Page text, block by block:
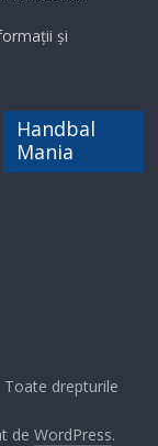
și
Handbal
Mania
Toate drepturile
de WordPress.